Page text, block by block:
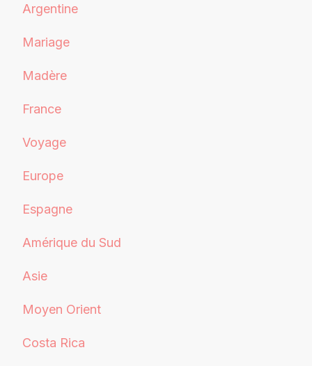
Argentine
Mariage
Madère
France
Voyage
Europe
Espagne
Amérique du Sud
Asie
Moyen Orient
Costa Rica